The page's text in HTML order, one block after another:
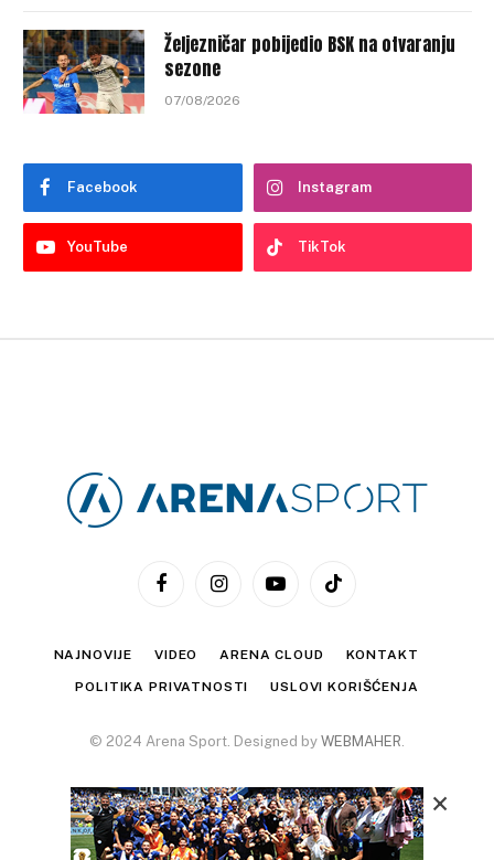
Željezničar pobijedio BSK na otvaranju
sezone
07/08/2026
Facebook Instagram
YouTube TikTok
FacebookInstagramYouTubeTikTok
NAJNOVIJE VIDEO ARENA CLOUD KONTAKT
POLITIKA PRIVATNOSTI USLOVI KORIŠĆENJA
© 2024 Arena Sport. Designed by WEBMAHER.
×